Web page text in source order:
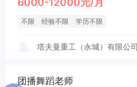
不限 经验不限 学历不限
塔夫曼重工（永城）有限公司
团播舞蹈老师